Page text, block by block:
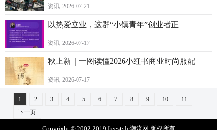
资讯 2026-07-21
以热爱立业，这群“小镇青年”创业者正
资讯 2026-07-17
秋上新｜一图读懂2026小红书商业时尚服配
资讯 2026-07-17
1 2 3 4 5 6 7 8 9 10
11
下一页
Copyright © 2002-2019 freestyle潮流网 版权所有